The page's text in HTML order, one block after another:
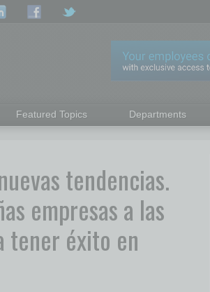
Featured Topics Departments
tendencias.
empresas a las
tener éxito en